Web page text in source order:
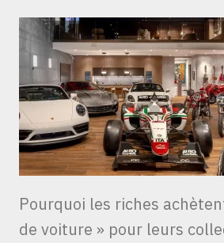
Pourquoi les riches
de voiture » ​​pour leurs